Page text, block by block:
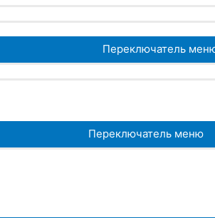
Переключатель
Переключатель меню